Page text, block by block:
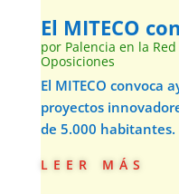
El MITECO
por Palencia en la Red
Oposiciones
El MITECO convoca
proyectos
de 5.000 habitantes.
leer más